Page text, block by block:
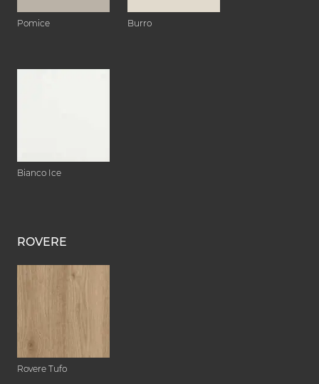
Pomice Burro
Bianco Ice
ROVERE
Rovere Tufo